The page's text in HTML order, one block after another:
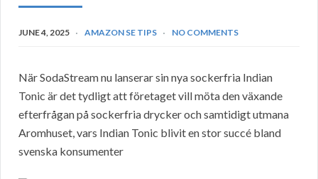
JUNE 4, 2025 AMAZON SE TIPS NO COMMENTS
När SodaStream nu lanserar sin nya sockerfria Indian
Tonic är det tydligt att företaget vill möta den växande
efterfrågan på sockerfria drycker och samtidigt utmana
Aromhuset, vars Indian Tonic blivit en stor succé bland
svenska konsumenter